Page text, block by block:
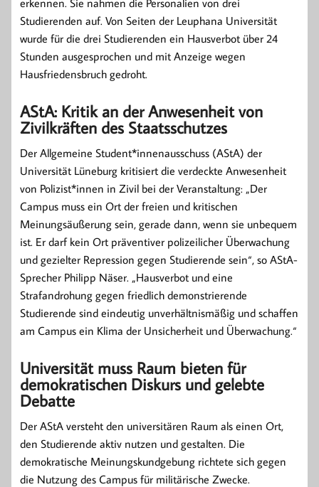
erkennen. Sie nahmen die Personalien von drei
Studierenden auf. Von Seiten der Leuphana Universität
wurde für die drei Studierenden ein Hausverbot über 24
Stunden ausgesprochen und mit Anzeige wegen
Hausfriedensbruch gedroht.
AStA: Kritik an der Anwesenheit von
Zivilkräften des Staatsschutzes
Der Allgemeine Student*innenausschuss (AStA) der
Universität Lüneburg kritisiert die verdeckte Anwesenheit
von Polizist*innen in Zivil bei der Veranstaltung: „Der
Campus muss ein Ort der freien und kritischen
Meinungsäußerung sein, gerade dann, wenn sie unbequem
ist. Er darf kein Ort präventiver polizeilicher Überwachung
und gezielter Repression gegen Studierende sein“, so AStA-
Sprecher Philipp Näser. „Hausverbot und eine
Strafandrohung gegen friedlich demonstrierende
Studierende sind eindeutig unverhältnismäßig und schaffen
am Campus ein Klima der Unsicherheit und Überwachung.“
Universität muss Raum bieten für
demokratischen Diskurs und gelebte
Debatte
Der AStA versteht den universitären Raum als einen Ort,
den Studierende aktiv nutzen und gestalten. Die
demokratische Meinungskundgebung richtete sich gegen
die Nutzung des Campus für militärische Zwecke.